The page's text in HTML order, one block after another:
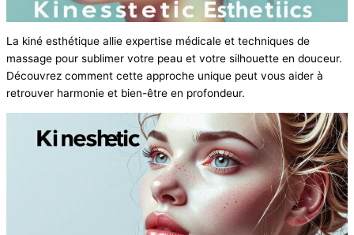
La kiné esthétique allie expertise médicale et techniques de
massage pour sublimer votre peau et votre silhouette en douceur.
Découvrez comment cette approche unique peut vous aider à
retrouver harmonie et bien-être en profondeur.